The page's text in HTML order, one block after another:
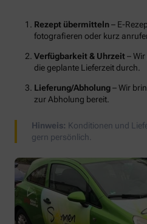
Rezept übermitteln– E-
fotografieren oder kurz
Verfügbarkeit & Uhrzeit–
die geplante Lieferzeit durch.
Lieferung/Abholung– Wir
zur Abholung bereit.
Hinweis: Konditionen und
gern persönlich.